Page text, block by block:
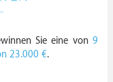
Sie eine von 9
23.000 €.